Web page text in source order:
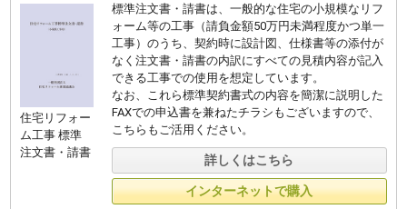
住宅リフォー
ム工事 標準
注文書・請書
標準注⽂書・請書は、一般的な住宅の小規模なリフ
ォーム等の工事（請負金額50万円未満程度かつ単一
工事）のうち、契約時に設計図、仕様書等の添付が
なく注文書・請書の内訳にすべての見積内容が記入
できる工事での使用を想定しています。
なお、これら標準契約書式の内容を簡潔に説明した
FAXでの申込書を兼ねたチラシもございますので、
こちらもご活⽤ください。
詳しくはこちら
インターネットで購入